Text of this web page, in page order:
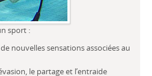
sport :
nouvelles sensations associées au
le partage et l’entraide